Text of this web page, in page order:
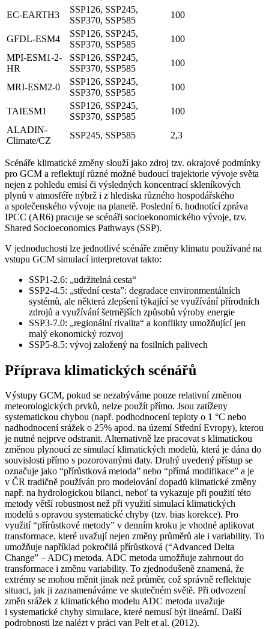
EC-EARTH3
SSP126, SSP245,
SSP370, SSP585
100
GFDL-ESM4
SSP126, SSP245,
SSP370, SSP585
100
MPI-ESM1-2-
HR
SSP126, SSP245,
SSP370, SSP585
100
MRI-ESM2-0
SSP126, SSP245,
SSP370, SSP585
100
TAIESM1
SSP126, SSP245,
SSP370, SSP585
100
ALADIN-
Climate/CZ
SSP245, SSP585 2,3
Scénáře klimatické změny slouží jako zdroj tzv. okrajové podmínky
pro GCM a reflektují různé možné budoucí trajektorie vývoje světa
nejen z pohledu emisí či výsledných koncentrací skleníkových
plynů v atmosféře nýbrž i z hlediska různého hospodářského
a společenského vývoje na planetě. Poslední 6. hodnotící zpráva
IPCC (AR6) pracuje se scénáři socioekonomického vývoje, tzv.
Shared Socioeconomics Pathways (SSP).
V jednoduchosti lze jednotlivé scénáře změny klimatu používané na
vstupu GCM simulací interpretovat tak­to:
SSP1-2.6: „udržitelná cesta“
SSP2-4.5: „střední cesta”: degradace environmentálních
systémů, ale některá zlepšení týkající se využívání přírodních
zdrojů a využívání šetrnějších způsobů výroby energie
SSP3-7.0: „regionální rivalita“ a konflikty umožňující jen
malý ekonomický rozvoj
SSP5-8.5: vývoj založený na fosilních palivech
Příprava klimatických scénářů
Výstupy GCM, pokud se nezabýváme pouze relativní změnou
meteorologických prvků, nelze použít přímo. Jsou zatíženy
systematickou chybou (např. podhodnocení teploty o 1 °C nebo
nadhodnocení srážek o 25% apod. na území Střední Evropy), kterou
je nutné nejprve odstranit. Alternativně lze pracovat s klimatickou
změnou plynoucí ze simulací klimatických modelů, která je dána do
souvislosti přímo s pozorovanými daty. Druhý uvedený přístup se
označuje jako “přírůstková metoda” nebo “přímá modifikace” a je
v ČR tradičně používán pro modelování dopadů klimatické změny
např. na hydrologickou bilanci, neboť ta vykazuje při použití této
metody větší robustnost než při využití simulací klimatických
modelů s opravou systematické chyby (tzv. bias korekce). Pro
využití “přírůstkové metody” v denním kroku je vhodné aplikovat
transformace, které uvažují nejen změny průměrů ale i variability. To
umožňuje například pokročilá přírůstková (“Advanced Delta
Change” – ADC) metoda. ADC metoda umožňuje zahrnout do
transformace i změnu variability. To zjednodušeně znamená, že
extrémy se mohou měnit jinak než průměr, což správně reflektuje
situaci, jak ji zaznamenáváme ve skutečném světě. Při odvození
změn srážek z klimatického modelu ADC metoda uvažuje
i systematické chyby simulace, které nemusí být lineární. Další
podrobnosti lze nalézt v práci van Pelt et al. (2012).